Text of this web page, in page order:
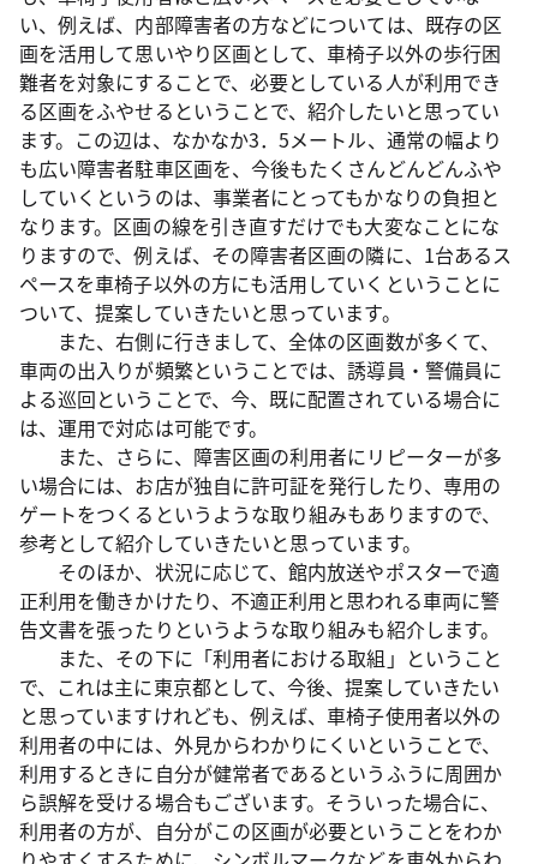
い、例えば、内部障害者の方などについては、既存の区
画を活用して思いやり区画として、車椅子以外の歩行困
難者を対象にすることで、必要としている人が利用でき
る区画をふやせるということで、紹介したいと思ってい
ます。この辺は、なかなか3．5メートル、通常の幅より
も広い障害者駐車区画を、今後もたくさんどんどんふや
していくというのは、事業者にとってもかなりの負担と
なります。区画の線を引き直すだけでも大変なことにな
りますので、例えば、その障害者区画の隣に、1台あるス
ペースを車椅子以外の方にも活用していくということに
ついて、提案していきたいと思っています。
また、右側に行きまして、全体の区画数が多くて、
車両の出入りが頻繁ということでは、誘導員・警備員に
よる巡回ということで、今、既に配置されている場合に
は、運用で対応は可能です。
また、さらに、障害区画の利用者にリピーターが多
い場合には、お店が独自に許可証を発行したり、専用の
ゲートをつくるというような取り組みもありますので、
参考として紹介していきたいと思っています。
そのほか、状況に応じて、館内放送やポスターで適
正利用を働きかけたり、不適正利用と思われる車両に警
告文書を張ったりというような取り組みも紹介します。
また、その下に「利用者における取組」ということ
で、これは主に東京都として、今後、提案していきたい
と思っていますけれども、例えば、車椅子使用者以外の
利用者の中には、外見からわかりにくいということで、
利用するときに自分が健常者であるというふうに周囲か
ら誤解を受ける場合もございます。そういった場合に、
利用者の方が、自分がこの区画が必要ということをわか